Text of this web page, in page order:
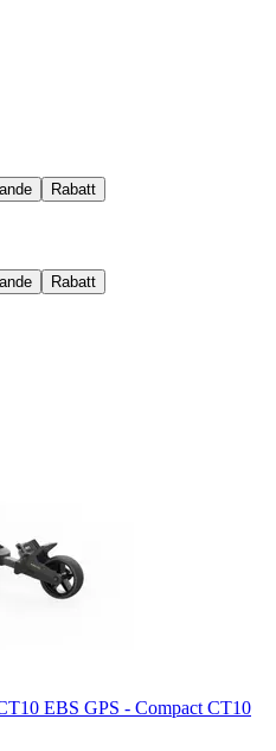
Rabatt
Rabatt
EBS GPS - Compact CT10